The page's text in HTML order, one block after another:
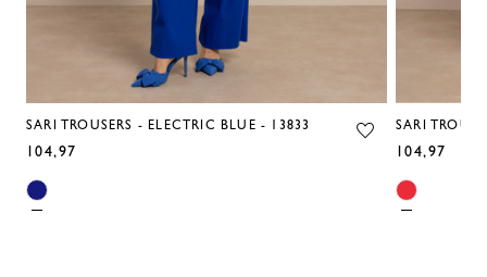
SARI TROUSERS - ELECTRIC BLUE - 13833
104,97
SARI
104,97